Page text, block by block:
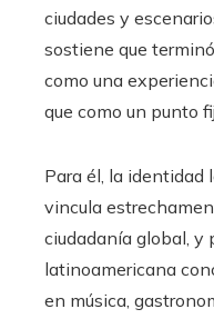
ciudades y
sostiene que
como una
que como un punto
Para él, la identidad
vincula
ciudadanía global, y
latinoamericana
en música,